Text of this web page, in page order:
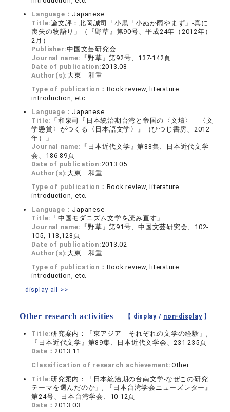
Language： Japanese
Title:論文評：北岡誠司「小黒「小ぬか雨やまず」‐真に
喪失の物語り」（『野草』第90号、平成24年（2012年）
2月）
Publisher:中国文芸研究会
Journal name: 『野草』第92号、137-142頁
Date of publication:2013.08
Author(s): 大東 和重
Type of publication： Book review, literature
introduction, etc.
Language： Japanese
Title: 「和泉司『日本統治期台湾と帝国の〈文壇〉 〈文
学懸賞〉がつくる〈日本語文学〉』（ひつじ書房、2012
年）」
Journal name: 『日本近代文学』第88集、日本近代文学
会、186-89頁
Date of publication:2013.05
Author(s): 大東 和重
Type of publication： Book review, literature
introduction, etc.
Language： Japanese
Title: 「中国モダニズム文学を読み直す」
Journal name: 『野草』第91号、中国文芸研究会、102-
105, 118,128頁
Date of publication:2013.02
Author(s): 大東 和重
Type of publication： Book review, literature
introduction, etc.
display all >>
Other research activities 【 display / non-display】
Title:研究案内：「東アジア それぞれの文学の経験」,
『日本近代文学』第89集、日本近代文学会、231-235頁
Date：2013.11
Classification of research achievement:Other
Title:研究案内：「日本統治期の台南文学‐なぜこの研究
テーマを選んだのか」, 『日本台湾学会ニューズレター』
第24号、日本台湾学会、10-12頁
Date：2013.03